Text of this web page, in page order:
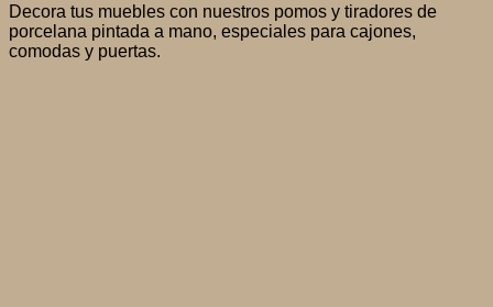
Decora tus muebles con nuestros pomos y tiradores de
porcelana pintada a mano, especiales para cajones,
comodas y puertas.